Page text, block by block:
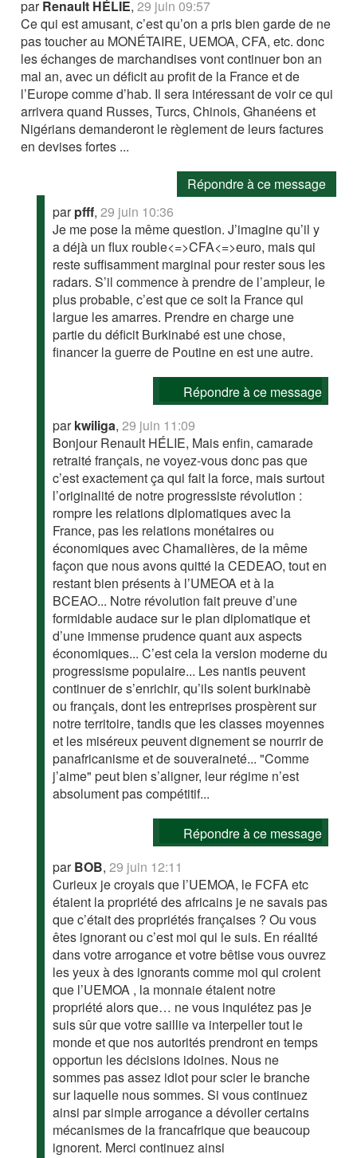
parRenault HÉLIE,29 juin 09:57
Ce qui est amusant, c’est qu’on a pris bien garde de ne
pas toucher au MONÉTAIRE, UEMOA, CFA, etc. donc
les échanges de marchandises vont continuer bon an
mal an, avec un déficit au profit de la France et de
l’Europe comme d’hab. Il sera intéressant de voir ce qui
arrivera quand Russes, Turcs, Chinois, Ghanéens et
Nigérians demanderont le règlement de leurs factures
en devises fortes ...
Répondre à ce message
parpfff,29 juin 10:36
Je me pose la même question. J’imagine qu’il y
a déjà un flux rouble<=>CFA<=>euro, mais qui
reste suffisamment marginal pour rester sous les
radars. S’il commence à prendre de l’ampleur, le
plus probable, c’est que ce soit la France qui
largue les amarres. Prendre en charge une
partie du déficit Burkinabé est une chose,
financer la guerre de Poutine en est une autre.
Répondre à ce message
parkwiliga,29 juin 11:09
Bonjour Renault HÉLIE, Mais enfin, camarade
retraité français, ne voyez-vous donc pas que
c’est exactement ça qui fait la force, mais surtout
l’originalité de notre progressiste révolution :
rompre les relations diplomatiques avec la
France, pas les relations monétaires ou
économiques avec Chamalières, de la même
façon que nous avons quitté la CEDEAO, tout en
restant bien présents à l’UMEOA et à la
BCEAO... Notre révolution fait preuve d’une
formidable audace sur le plan diplomatique et
d’une immense prudence quant aux aspects
économiques... C’est cela la version moderne du
progressisme populaire... Les nantis peuvent
continuer de s’enrichir, qu’ils soient burkinabè
ou français, dont les entreprises prospèrent sur
notre territoire, tandis que les classes moyennes
et les miséreux peuvent dignement se nourrir de
panafricanisme et de souveraineté... "Comme
j’aime" peut bien s’aligner, leur régime n’est
absolument pas compétitif...
Répondre à ce message
parBOB,29 juin 12:11
Curieux je croyais que l’UEMOA, le FCFA etc
étaient la propriété des africains je ne savais pas
que c’était des propriétés françaises ? Ou vous
êtes ignorant ou c’est moi qui le suis. En réalité
dans votre arrogance et votre bêtise vous ouvrez
les yeux à des ignorants comme moi qui croient
que l’UEMOA , la monnaie étaient notre
propriété alors que… ne vous inquiétez pas je
suis sûr que votre saillie va interpeller tout le
monde et que nos autorités prendront en temps
opportun les décisions idoines. Nous ne
sommes pas assez idiot pour scier le branche
sur laquelle nous sommes. Si vous continuez
ainsi par simple arrogance a dévoiler certains
mécanismes de la francafrique que beaucoup
ignorent. Merci continuez ainsi